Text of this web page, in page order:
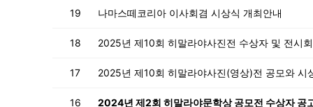
19 나마스떼코리아 이사회겸 시상식 개최안내
18 2025년 제10회 히말라야사진전 수상자 및 전시
17 2025년 제10회 히말라야사진(영상)전 공모와 시
16 2024년 제2회 히말라야문학상 공모전 수상자 공